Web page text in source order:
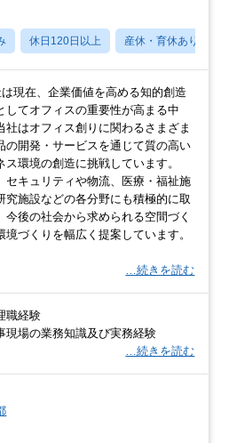
休日120日以上 産休・育休あり
現在、企業価値を高める知的創造
してオフィスの重要性が高まる中
社はオフィス創りに関わるさまざま
の開発・サービスを通じて質の高い
ス環境の創造に挑戦しています。
セキュリティや物流、医療・福祉施
究施設などの各分野にも積極的に取
今後の社会から求められる空間づく
境づくりを幅広く提案しています。
…続きを読む
職経験
現場の業務知識及び実務経験
…続きを読む